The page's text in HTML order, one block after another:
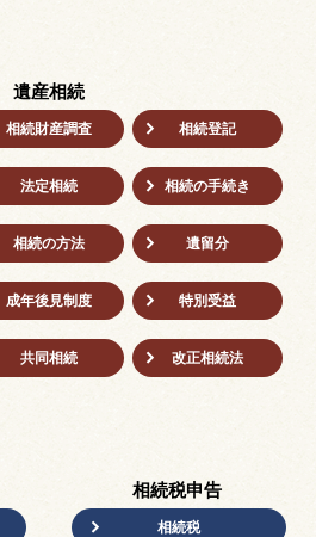
遺産相続
相続財産調査 相続登記
法定相続 相続の⼿続き
相続の方法 遺留分
成年後⾒制度 特別受益
共同相続 改正相続法
相続税申告
相続税